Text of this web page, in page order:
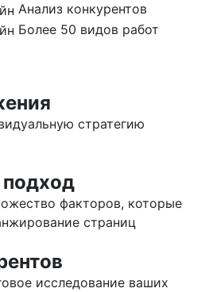
Анализ конкурентов
Более 50 видов работ
стратегию
факторов, которые
страниц
исследование ваших